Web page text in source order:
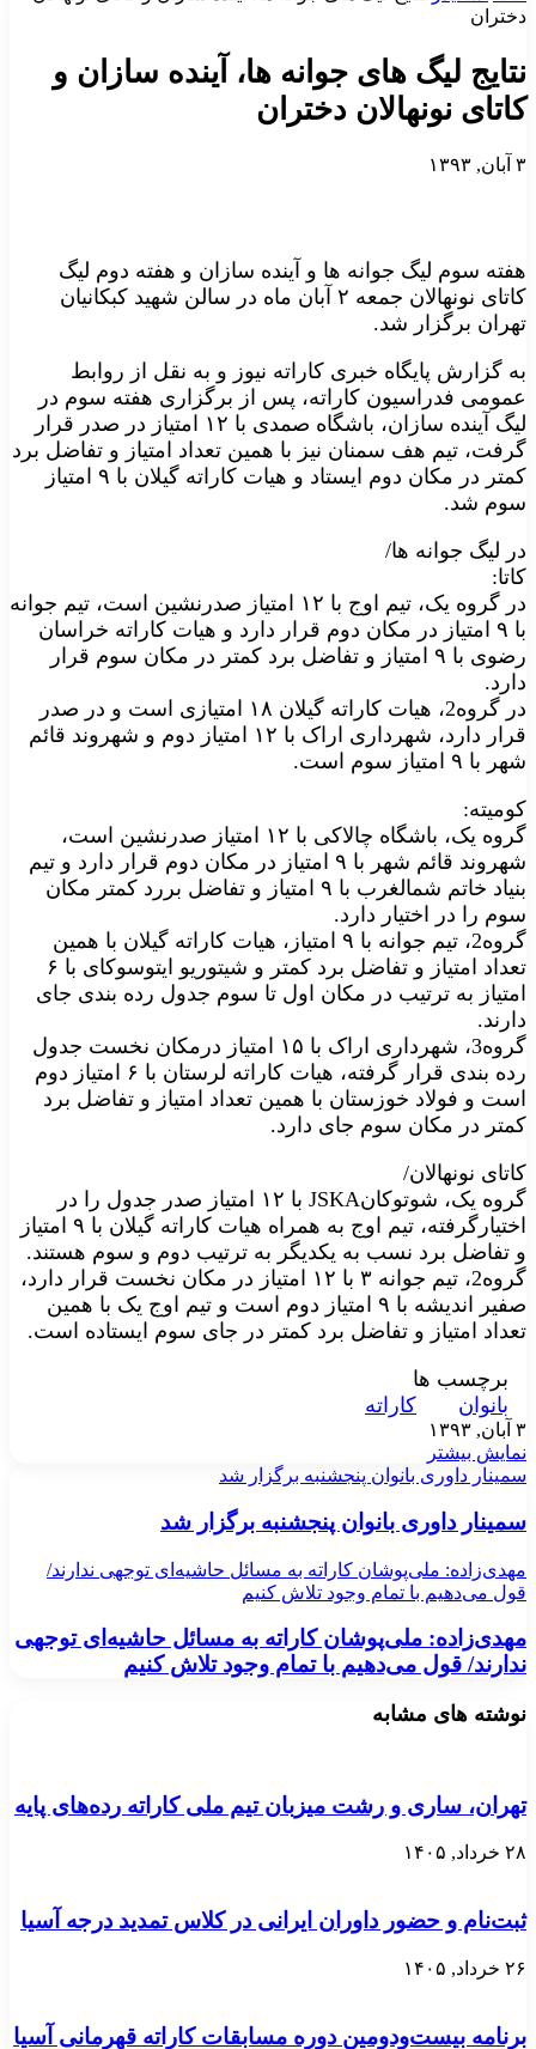
دختران
نتایج لیگ های جوانه ها، آینده سازان و
کاتای نونهالان دختران
۳ آبان, ۱۳۹۳
هفته سوم لیگ جوانه ها و آینده سازان و هفته دوم لیگ
کاتای نونهالان جمعه ۲ آبان ماه در سالن شهید کبکانیان
تهران برگزار شد.
به گزارش پایگاه خبری کاراته نیوز و به نقل از روابط
عمومی فدراسیون کاراته، پس از برگزاری هفته سوم در
لیگ آینده سازان، باشگاه صمدی با ۱۲ امتیاز در صدر قرار
گرفت، تیم هف سمنان نیز با همین تعداد امتیاز و تفاضل برد
کمتر در مکان دوم ایستاد و هیات کاراته گیلان با ۹ امتیاز
سوم شد.
در لیگ جوانه ها/
کاتا:
در گروه یک، تیم اوج با ۱۲ امتیاز صدرنشین است، تیم جوانه
با ۹ امتیاز در مکان دوم قرار دارد و هیات کاراته خراسان
رضوی با ۹ امتیاز و تفاضل برد کمتر در مکان سوم قرار
دارد.
در گروه2، هیات کاراته گیلان ۱۸ امتیازی است و در صدر
قرار دارد، شهرداری اراک با ۱۲ امتیاز دوم و شهروند قائم
شهر با ۹ امتیاز سوم است.
کومیته:
گروه یک، باشگاه چالاکی با ۱۲ امتیاز صدرنشین است،
شهروند قائم شهر با ۹ امتیاز در مکان دوم قرار دارد و تیم
بنیاد خاتم شمالغرب با ۹ امتیاز و تفاضل بررد کمتر مکان
سوم را در اختیار دارد.
گروه2، تیم جوانه با ۹ امتیاز، هیات کاراته گیلان با همین
تعداد امتیاز و تفاضل برد کمتر و شیتوریو ایتوسوکای با ۶
امتیاز به ترتیب در مکان اول تا سوم جدول رده بندی جای
دارند.
گروه3، شهرداری اراک با ۱۵ امتیاز درمکان نخست جدول
رده بندی قرار گرفته، هیات کاراته لرستان با ۶ امتیاز دوم
است و فولاد خوزستان با همین تعداد امتیاز و تفاضل برد
کمتر در مکان سوم جای دارد.
کاتای نونهالان/
گروه یک، شوتوکانJSKA با ۱۲ امتیاز صدر جدول را در
اختیارگرفته، تیم اوج به همراه هیات کاراته گیلان با ۹ امتیاز
و تفاضل برد نسب به یکدیگر به ترتیب دوم و سوم هستند.
گروه2، تیم جوانه ۳ با ۱۲ امتیاز در مکان نخست قرار دارد،
صفیر اندیشه با ۹ امتیاز دوم است و تیم اوج یک با همین
تعداد امتیاز و تفاضل برد کمتر در جای سوم ایستاده است.
برچسب ها
بانوان
کاراته
۳ آبان, ۱۳۹۳
نمایش بیشتر
سمینار داوری بانوان پنجشنبه برگزار شد
سمینار داوری بانوان پنجشنبه برگزار شد
مهدی‌زاده: ملی‌پوشان کاراته به مسائل حاشیه‌ای توجهی ندارند/
قول می‌دهیم با تمام وجود تلاش کنیم
مهدی‌زاده: ملی‌پوشان کاراته به مسائل حاشیه‌ای توجهی
ندارند/ قول می‌دهیم با تمام وجود تلاش کنیم
نوشته های مشابه
تهران، ساری و رشت میزبان تیم ملی کاراته رده‌های پایه
۲۸ خرداد, ۱۴۰۵
ثبت‌نام و حضور داوران ایرانی در کلاس تمدید درجه آسیا
۲۶ خرداد, ۱۴۰۵
برنامه بیست‌ودومین دوره مسابقات کاراته قهرمانی آسیا